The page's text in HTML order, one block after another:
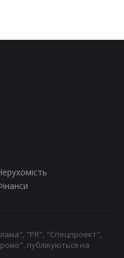
"PR", "Спецпроект",
публікуються на